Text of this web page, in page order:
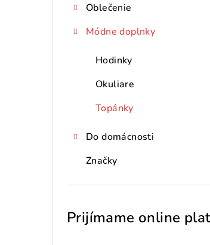
Oblečenie
Módne doplnky
Hodinky
Okuliare
Topánky
Do domácnosti
Značky
Prijímame online